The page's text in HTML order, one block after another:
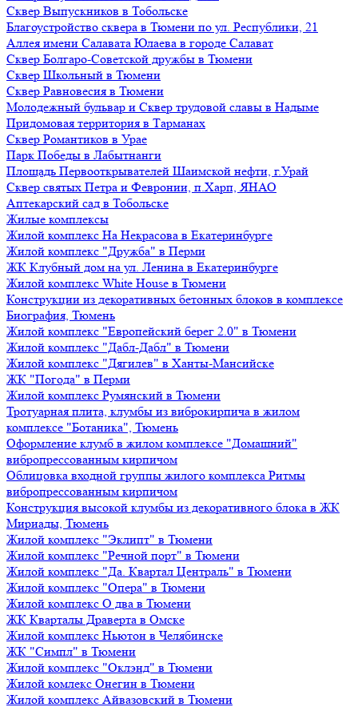
Сквер Выпускников в Тобольске
Благоустройство сквера в Тюмени по ул. Республики, 21
Аллея имени Салавата Юлаева в городе Салават
Сквер Болгаро-Советской дружбы в Тюмени
Сквер Школьный в Тюмени
Сквер Равновесия в Тюмени
Молодежный бульвар и Сквер трудовой славы в Надыме
Придомовая территория в Тарманах
Сквер Романтиков в Урае
Парк Победы в Лабытнанги
Площадь Первооткрывателей Шаимской нефти, г.Урай
Сквер святых Петра и Февронии, п.Харп, ЯНАО
Аптекарский сад в Тобольске
Жилые комплексы
Жилой комплекс На Некрасова в Екатеринбурге
Жилой комплекс "Дружба" в Перми
ЖК Клубный дом на ул. Ленина в Екатеринбурге
Жилой комплекс White House в Тюмени
Конструкции из декоративных бетонных блоков в комплексе
Биография, Тюмень
Жилой комплекс "Европейский берег 2.0" в Тюмени
Жилой комплекс "Дабл-Дабл" в Тюмени
Жилой комплекс "Дягилев" в Ханты-Мансийске
ЖК "Погода" в Перми
Жилой комплекс Румянский в Тюмени
Тротуарная плита, клумбы из виброкирпича в жилом
комплексе "Ботаника", Тюмень
Оформление клумб в жилом комплексе "Домашний"
вибропрессованным кирпичом
Облицовка входной группы жилого комплекса Ритмы
вибропрессованным кирпичом
Конструкция высокой клумбы из декоративного блока в ЖК
Мириады, Тюмень
Жилой комплекс "Эклипт" в Тюмени
Жилой комплекс "Речной порт" в Тюмени
Жилой комплекс "Да. Квартал Централь" в Тюмени
Жилой комплекс "Опера" в Тюмени
Жилой комплекс О два в Тюмени
ЖК Кварталы Драверта в Омске
Жилой комплекс Ньютон в Челябинске
ЖК "Симпл" в Тюмени
Жилой комплекс "Оклэнд" в Тюмени
Жилой комлекс Онегин в Тюмени
Жилой комплекс Айвазовский в Тюмени